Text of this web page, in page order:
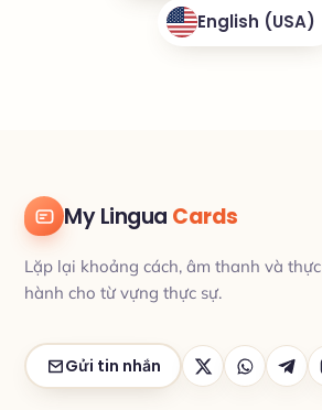
English (USA)
My Lingua Cards
Lặp lại khoảng cách, âm thanh và thực
hành cho từ vựng thực sự.
Gửi tin nhắn